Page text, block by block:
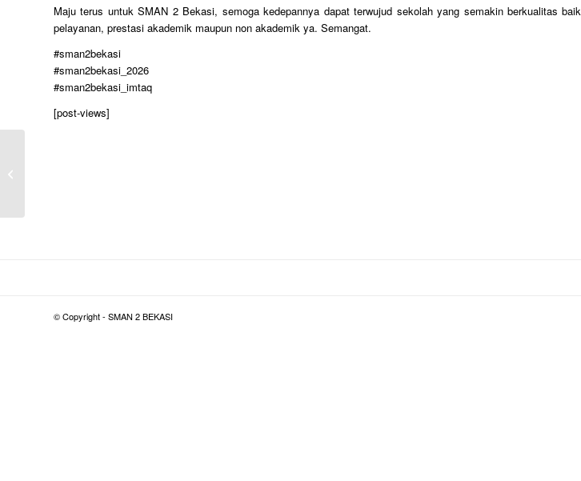
Maju terus untuk SMAN 2 Bekasi, semoga kedepannya dapat terwujud sekolah yang semakin berkualitas
pelayanan, prestasi akademik maupun non akademik ya. Semangat.
#sman2bekasi
#sman2bekasi_2026
#sman2bekasi_imtaq
[post-views]
© Copyright - SMAN 2 BEKASI